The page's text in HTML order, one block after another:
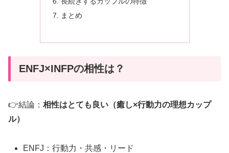
まとめ
ENFJ×INFPの相性は？
👉結論： 相性はとても良い（癒し×行動力の理想カップ
ル）
ENFJ：行動力・共感・リード